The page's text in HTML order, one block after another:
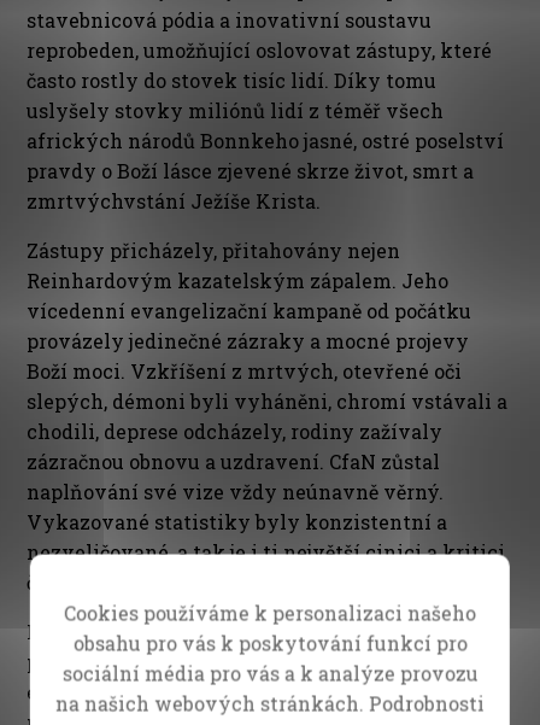
stavebnicová pódia a inovativní soustavu
reprobeden, umožňující oslovovat zástupy, které
často rostly do stovek tisíc lidí. Díky tomu
uslyšely stovky miliónů lidí z téměř všech
afrických národů Bonnkeho jasné, ostré poselství
pravdy o Boží lásce zjevené skrze život, smrt a
zmrtvýchvstání Ježíše Krista.
Zástupy přicházely, přitahovány nejen
Reinhardovým kazatelským zápalem. Jeho
vícedenní evangelizační kampaně od počátku
provázely jedinečné zázraky a mocné projevy
Boží moci. Vzkříšení z mrtvých, otevřené oči
slepých, démoni byli vyháněni, chromí vstávali a
chodili, deprese odcházely, rodiny zažívaly
zázračnou obnovu a uzdravení. CfaN zůstal
naplňování své vize vždy neúnavně věrný.
Vykazované statistiky byly konzistentní a
nezveličované, a tak je i ti největší cinici a kritici
časem jen ztěží mohli zpochybňovat.
Fenomenální velikost zástupů a nepopiratelný
proud nadpřirozených zázraků přirozeně začaly k
evangelistu Bonnkemu a CfaN přitahovat
Cookies používáme k personalizaci našeho
obsahu pro vás k poskytování funkcí pro
sociální média pro vás a k analýze provozu
na našich webových stránkách. Podrobnosti